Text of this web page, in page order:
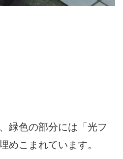
緑色の部分には「光フ
めこまれています。